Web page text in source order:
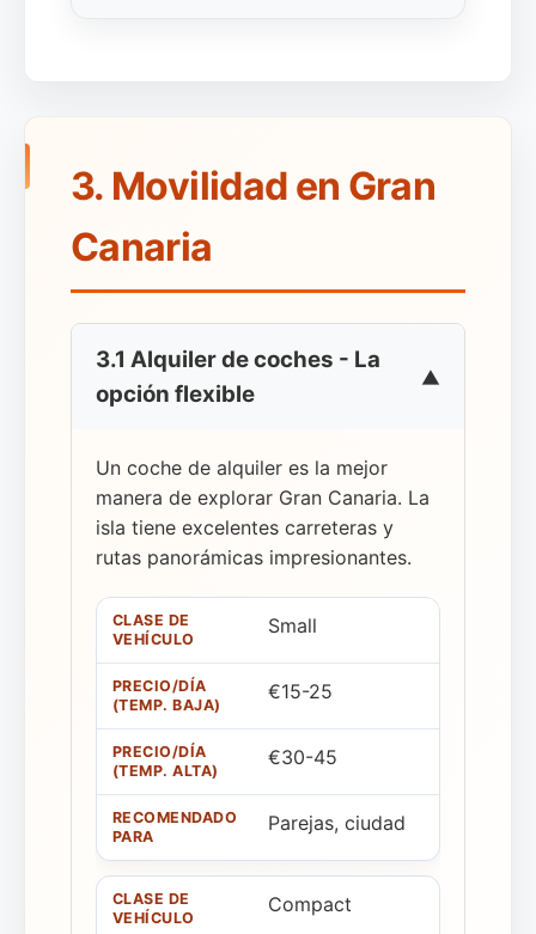
3. Movilidad en Gran
Canaria
3.1 Alquiler de coches - La
opción flexible
Un coche de alquiler es la mejor
manera de explorar Gran Canaria. La
isla tiene excelentes carreteras y
rutas panorámicas impresionantes.
Small
€15-25
€30-45
Parejas, ciudad
Compact